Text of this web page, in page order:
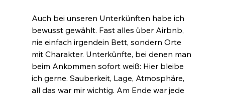
Auch bei unseren Unterkünften habe ich
bewusst gewählt. Fast alles über Airbnb,
nie einfach irgendein Bett, sondern Orte
mit Charakter. Unterkünfte, bei denen man
beim Ankommen sofort weiß: Hier bleibe
ich gerne. Sauberkeit, Lage, Atmosphäre,
all das war mir wichtig. Am Ende war jede